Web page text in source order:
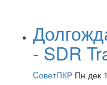
- SDR
CоветПКР Пн дек